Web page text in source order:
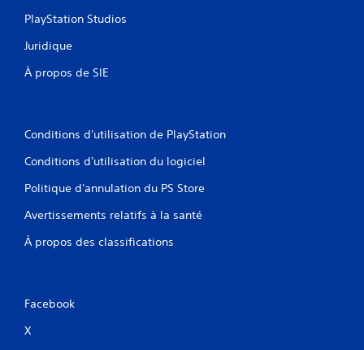
PlayStation Studios
Juridique
À propos de SIE
Conditions d'utilisation de PlayStation
Conditions d'utilisation du logiciel
Politique d'annulation du PS Store
Avertissements relatifs à la santé
À propos des classifications
Facebook
X